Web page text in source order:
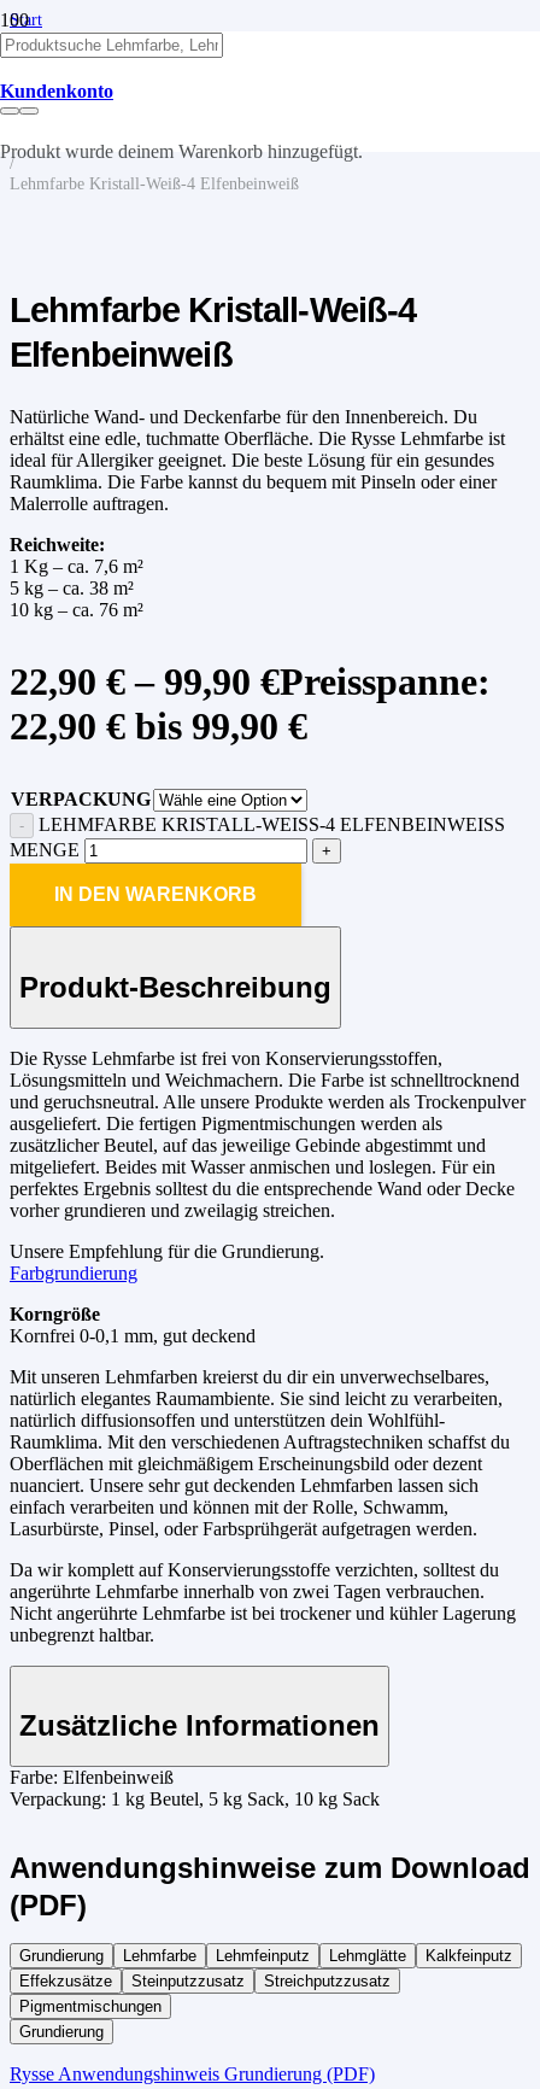
Kundenkonto
Produkt wurde deinem Warenkorb hinzugefügt.
Start
/
Lehm
/
Lehmfarben
Lehmfarbe
/
Lehmfarbe Kristall-Weiß-4 Elfenbeinweiß
Lehmfarbe Kristall-Weiß-4
Elfenbeinweiß
Natürliche Wand- und Deckenfarbe für den Innenbereich. Du
erhältst eine edle, tuchmatte Oberfläche. Die Rysse Lehmfarbe ist
ideal für Allergiker geeignet. Die beste Lösung für ein gesundes
Raumklima. Die Farbe kannst du bequem mit Pinseln oder einer
Malerrolle auftragen.
Reichweite:
1 Kg – ca. 7,6 m²
5 kg – ca. 38 m²
10 kg – ca. 76 m²
22,90 € –99,90 €Preisspanne:
22,90 € bis 99,90 €
VERPACKUNG
LEHMFARBE KRISTALL-WEISS-4 ELFENBEINWEISS ME
NGE
IN DEN WARENKORB
Produkt-Beschreibung
Die Rysse Lehmfarbe ist frei von Konservierungsstoffen,
Lösungsmitteln und Weichmachern. Die Farbe ist schnelltrocknend
und geruchsneutral. Alle unsere Produkte werden als Trockenpulver
ausgeliefert. Die fertigen Pigmentmischungen werden als
zusätzlicher Beutel, auf das jeweilige Gebinde abgestimmt und
mitgeliefert. Beides mit Wasser anmischen und loslegen. Für ein
perfektes Ergebnis solltest du die entsprechende Wand oder Decke
vorher grundieren und zweilagig streichen.
Unsere Empfehlung für die Grundierung.
Farbgrundierung
Korngröße
Kornfrei 0-0,1 mm, gut deckend
Mit unseren Lehmfarben kreierst du dir ein unverwechselbares,
natürlich elegantes Raumambiente. Sie sind leicht zu verarbeiten,
natürlich diffusionsoffen und unterstützen dein Wohlfühl-
Raumklima. Mit den verschiedenen Auftragstechniken schaffst du
Oberflächen mit gleichmäßigem Erscheinungsbild oder dezent
nuanciert. Unsere sehr gut deckenden Lehmfarben lassen sich
einfach verarbeiten und können mit der Rolle, Schwamm,
Lasurbürste, Pinsel, oder Farbsprühgerät aufgetragen werden.
Da wir komplett auf Konservierungsstoffe verzichten, solltest du
angerührte Lehmfarbe innerhalb von zwei Tagen verbrauchen.
Nicht angerührte Lehmfarbe ist bei trockener und kühler Lagerung
unbegrenzt haltbar.
Zusätzliche Informationen
Farbe: Elfenbeinweiß
Verpackung: 1 kg Beutel, 5 kg Sack, 10 kg Sack
Anwendungshinweise zum Download
(PDF)
Grundierung Lehmfarbe Lehmfeinputz Lehmglätte
Kalkfeinputz
Effekzusätze
Steinputzzusatz
Streichputzzusatz
Pigmentmischungen
Grundierung
Rysse Anwendungshinweis Grundierung (PDF)